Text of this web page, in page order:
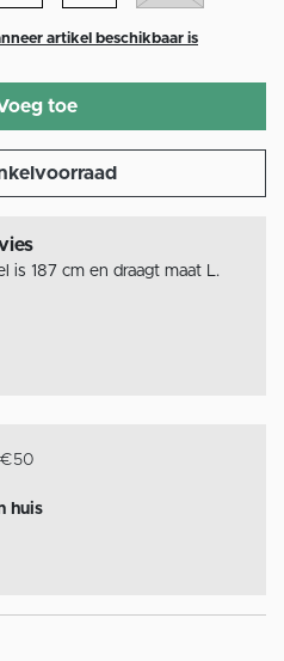
artikel beschikbaar is
toe
is 187 cm en draagt maat L.
€50
huis